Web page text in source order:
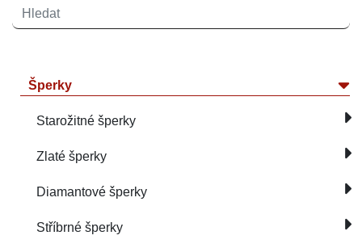
Šperky
Starožitné šperky
Zlaté šperky
Diamantové šperky
Stříbrné šperky